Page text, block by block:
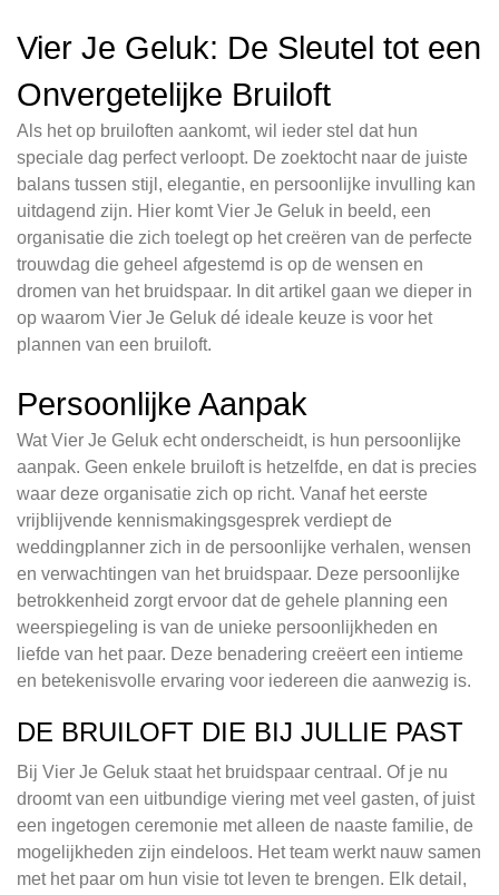
Vier Je Geluk: De Sleutel tot een
Onvergetelijke Bruiloft
Als het op bruiloften aankomt, wil ieder stel dat hun
speciale dag perfect verloopt. De zoektocht naar de juiste
balans tussen stijl, elegantie, en persoonlijke invulling kan
uitdagend zijn. Hier komt Vier Je Geluk in beeld, een
organisatie die zich toelegt op het creëren van de perfecte
trouwdag die geheel afgestemd is op de wensen en
dromen van het bruidspaar. In dit artikel gaan we dieper in
op waarom Vier Je Geluk dé ideale keuze is voor het
plannen van een bruiloft.
Persoonlijke Aanpak
Wat Vier Je Geluk echt onderscheidt, is hun persoonlijke
aanpak. Geen enkele bruiloft is hetzelfde, en dat is precies
waar deze organisatie zich op richt. Vanaf het eerste
vrijblijvende kennismakingsgesprek verdiept de
weddingplanner zich in de persoonlijke verhalen, wensen
en verwachtingen van het bruidspaar. Deze persoonlijke
betrokkenheid zorgt ervoor dat de gehele planning een
weerspiegeling is van de unieke persoonlijkheden en
liefde van het paar. Deze benadering creëert een intieme
en betekenisvolle ervaring voor iedereen die aanwezig is.
DE BRUILOFT DIE BIJ JULLIE PAST
Bij Vier Je Geluk staat het bruidspaar centraal. Of je nu
droomt van een uitbundige viering met veel gasten, of juist
een ingetogen ceremonie met alleen de naaste familie, de
mogelijkheden zijn eindeloos. Het team werkt nauw samen
met het paar om hun visie tot leven te brengen. Elk detail,